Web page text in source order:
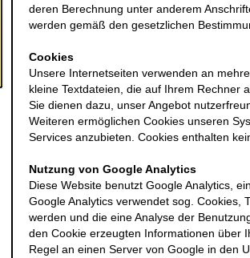
deren Berechnung unter anderem
werden gemäß den gesetzlichen
Cookies
Unsere Internetseiten verwenden an
kleine Textdateien, die auf Ihrem Rechner
Sie dienen dazu, unser Angebot
Weiteren ermöglichen Cookies unseren
Services anzubieten. Cookies enthalten
Nutzung von Google Analytics
Diese Website benutzt Google Analytics,
Google Analytics verwendet sog.
werden und die eine Analyse der
den Cookie erzeugten Informationen über
Regel an einen Server von Google in den